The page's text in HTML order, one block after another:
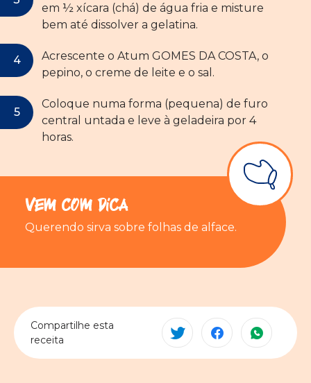
em ½ xícara (chá) de água fria e misture
bem até dissolver a gelatina.
Acrescente o Atum GOMES DA COSTA, o
pepino, o creme de leite e o sal.
Coloque numa forma (pequena) de furo
central untada e leve à geladeira por 4
horas.
Vem com Dica
Querendo sirva sobre folhas de alface.
Compartilhe esta
receita